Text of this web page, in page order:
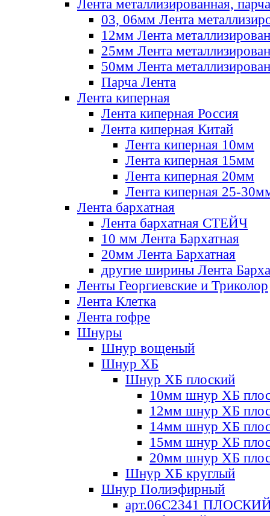
Лента металлизированная, парча
03, 06мм Лента
12мм Лента
25мм Лента
50мм Лента
Парча Лента
Лента киперная
Лента киперная Россия
Лента киперная Китай
Лента киперная 10мм
Лента киперная 15мм
Лента киперная 20мм
Лента киперная 25-
Лента бархатная
Лента бархатная СТЕЙЧ
10 мм Лента Бархатная
20мм Лента Бархатная
другие ширины Лента
Ленты Георгиевские и Триколор
Лента Клетка
Лента гофре
Шнуры
Шнур вощеный
Шнур ХБ
Шнур ХБ плоский
10мм шнур ХБ
12мм шнур ХБ
14мм шнур ХБ
15мм шнур ХБ
20мм шнур ХБ
Шнур ХБ круглый
Шнур Полиэфирный
арт.06С2341